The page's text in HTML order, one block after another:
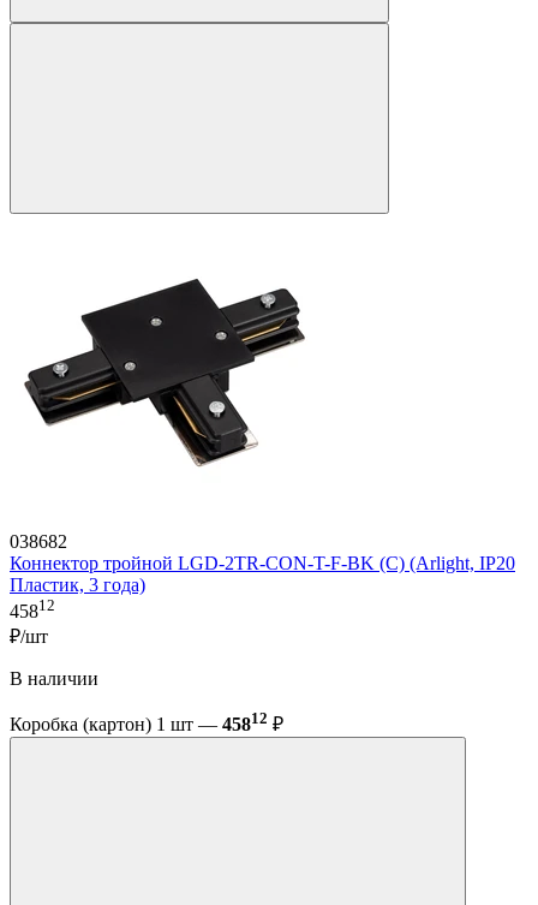
038682
Коннектор тройной LGD-2TR-CON-T-F-BK (C) (Arlight, IP20
Пластик, 3 года)
45812
₽/шт
В наличии
Коробка (картон) 1 шт — 45812 ₽